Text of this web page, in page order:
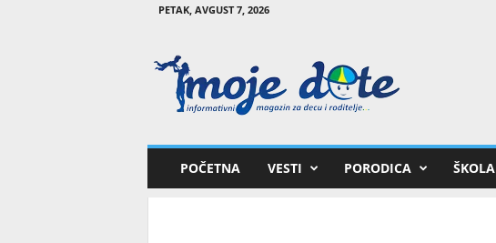
PETAK, AVGUST 7, 2026
o
POČETNA VESTI PORODICA ŠKOLA